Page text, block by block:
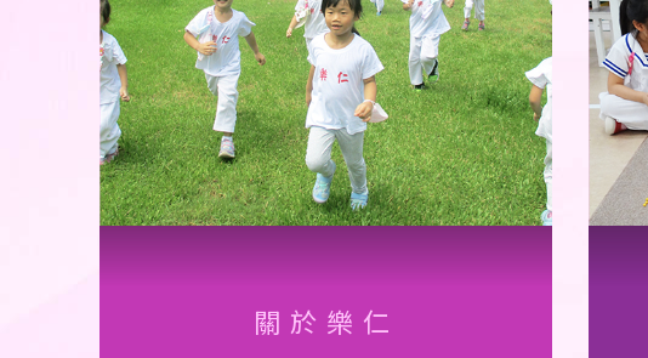
關於樂仁